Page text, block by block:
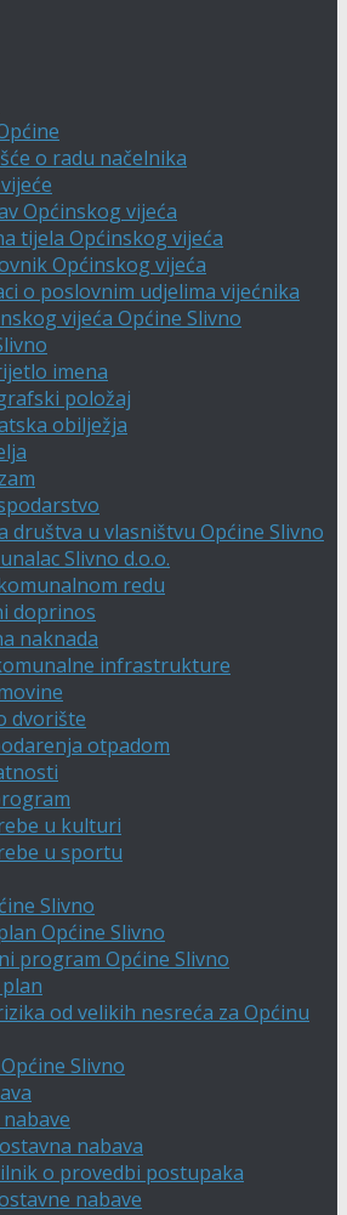
o radu načelnika
Općinskog vijeća
tijela Općinskog vijeća
Općinskog vijeća
o poslovnim udjelima vijećnika
vijeća Općine Slivno
imena
položaj
obilježja
društva u vlasništvu Općine Slivno
Slivno d.o.o.
redu
doprinos
naknada
infrastrukture
dvorište
otpadom
u kulturi
u sportu
Slivno
Općine Slivno
program Općine Slivno
od velikih nesreća za Općinu
Slivno
nabava
o provedbi postupaka
nabave